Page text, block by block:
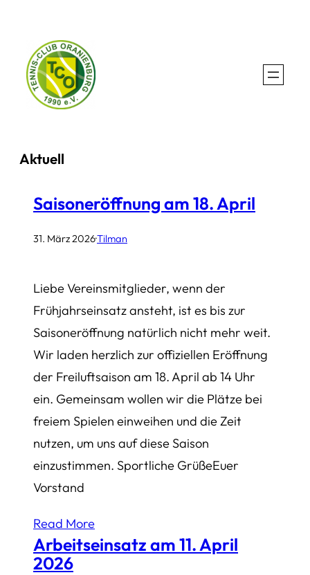
springen
Aktuell
Saisoneröffnung am 18. April
31. März 2026·Tilman
Liebe Vereinsmitglieder, wenn der
Frühjahrseinsatz ansteht, ist es bis zur
Saisoneröffnung natürlich nicht mehr weit.
Wir laden herzlich zur offiziellen Eröffnung
der Freiluftsaison am 18. April ab 14 Uhr
ein. Gemeinsam wollen wir die Plätze bei
freiem Spielen einweihen und die Zeit
nutzen, um uns auf diese Saison
einzustimmen. Sportliche GrüßeEuer
Vorstand
Read More
Arbeitseinsatz am 11. April
2026